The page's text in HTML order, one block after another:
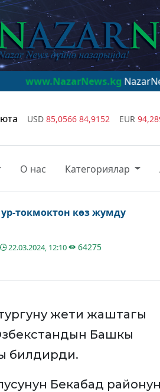
NazarNews - дүйнө
USD 85,0566 84,9152 EUR
О нас Категориялар
токмоктон көз жумду
22.03.2024, 12:10
64275
жети жаштагы
Башкы
билдирди.
Бекабад